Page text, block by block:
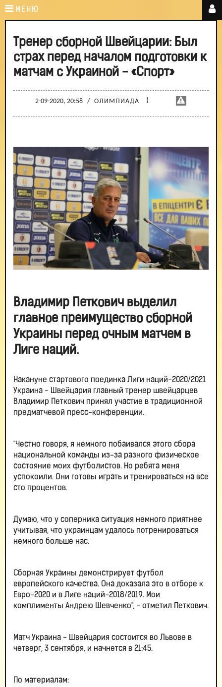
МЕНЮ
Тренер сборной Швейцарии: Был
страх перед началом подготовки к
матчам с Украиной - «Спорт»
2-09-2020, 20:58 / ОЛИМПИАДА ¦
Владимир Петкович выделил
главное преимущество сборной
Украины перед очным матчем в
Лиге наций.
Накануне стартового поединка Лиги наций-2020/2021
Украина - Швейцария главный тренер швейцарцев
Владимир Петкович принял участие в традиционной
предматчевой пресс-конференции.
"Честно говоря, я немного побаивался этого сбора
национальной команды из-за разного физическое
состояние моих футболистов. Но ребята меня
успокоили. Они готовы играть и тренироваться на все
сто процентов.
Думаю, что у соперника ситуация немного приятнее
учитывая, что украинцам удалось потренироваться
немного больше нас.
Сборная Украины демонстрирует футбол
европейского качества. Она доказала это в отборе к
Евро-2020 и в Лиге наций-2018/2019. Мои
комплименты Андрею Шевченко", - отметил Петкович.
Матч Украина - Швейцария состоится во Львове в
четверг, 3 сентября, и начнется в 21:45.
По материалам: